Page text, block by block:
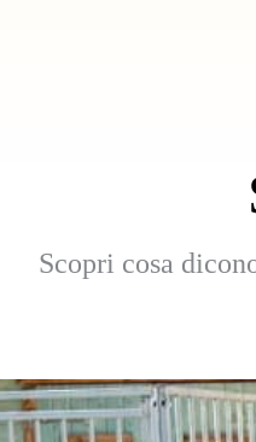
Scopri cosa